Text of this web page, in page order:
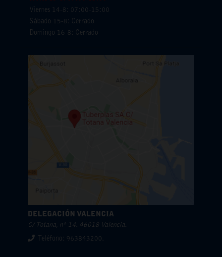
Viernes 14-8: 07:00-15:00
Sábado 15-8: Cerrado
Domingo 16-8: Cerrado
DELEGACIÓN VALENCIA
C/ Totana, nº 14. 46018 Valencia.
Teléfono: 963843200.